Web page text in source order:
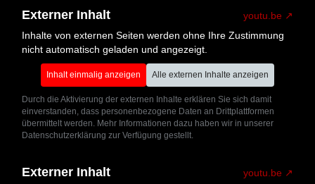
Externer Inhalt
youtu.be
Inhalte von externen Seiten werden ohne Ihre Zustimmung
nicht automatisch geladen und angezeigt.
Inhalt einmalig anzeigen Alle externen Inhalte anzeigen
Durch die Aktivierung der externen Inhalte erklären Sie sich damit
einverstanden, dass personenbezogene Daten an Drittplattformen
übermittelt werden. Mehr Informationen dazu haben wir in unserer
Datenschutzerklärung zur Verfügung gestellt.
Externer Inhalt youtu.be